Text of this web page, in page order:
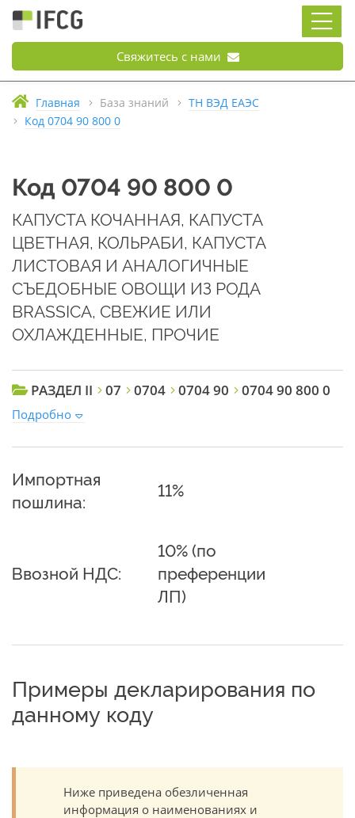
Свяжитесь с нами
Главная База знаний
ТН ВЭД ЕАЭС
Код 0704 90 800 0
Код 0704 90 800 0
КАПУСТА КОЧАННАЯ, КАПУСТА
ЦВЕТНАЯ, КОЛЬРАБИ, КАПУСТА
ЛИСТОВАЯ И АНАЛОГИЧНЫЕ
СЪЕДОБНЫЕ ОВОЩИ ИЗ РОДА
BRASSICA, СВЕЖИЕ ИЛИ
ОХЛАЖДЕННЫЕ, ПРОЧИЕ
РАЗДЕЛ II 07 0704 0704 90 0704 90 800 0
Подробно
Импортная
пошлина:
11%
Ввозной НДС:
10% (по
преференции
ЛП)
Примеры декларирования по
данному коду
Ниже приведена обезличенная
информация о наименованиях и